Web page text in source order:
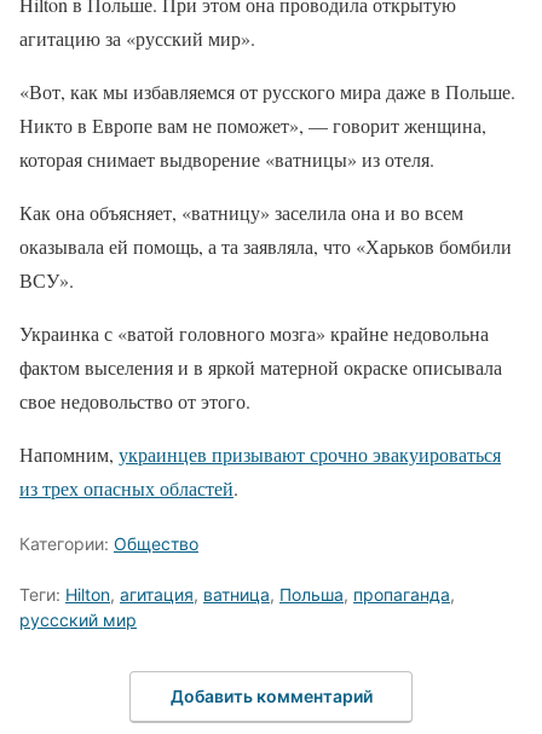
агитацию за «русский мир».
«Вот, как мы избавляемся от русского мира даже в Польше.
Никто в Европе вам не поможет», — говорит женщина,
которая снимает выдворение «ватницы» из отеля.
Как она объясняет, «ватницу» заселила она и во всем
оказывала ей помощь, а та заявляла, что «Харьков бомбили
ВСУ».
Украинка с «ватой головного мозга» крайне недовольна
фактом выселения и в яркой матерной окраске описывала
свое недовольство от этого.
Напомним, украинцев призывают срочно эвакуироваться
из трех опасных областей.
Категории: Общество
Теги: Hilton, агитация, ватница, Польша, пропаганда,
руссский мир
Добавить комментарий